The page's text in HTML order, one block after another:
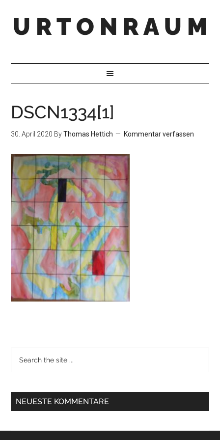
U R T O N R A U M
DSCN1334[1]
30. April 2020 ByThomas Hettich Kommentar verfassen
NEUESTE KOMMENTARE